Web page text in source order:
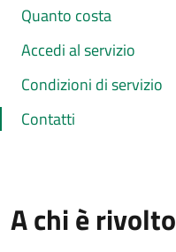
Quanto costa
Accedi al servizio
Condizioni di servizio
Contatti
A chi è rivolto